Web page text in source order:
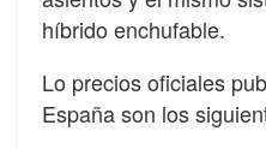
híbrido enchufable.
Lo precios oficiales
España son los